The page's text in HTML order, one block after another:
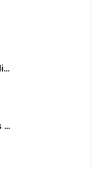
In ricordo del restauro di San Filippo dal Boccardo
Donazione di Romualdus Cariannus